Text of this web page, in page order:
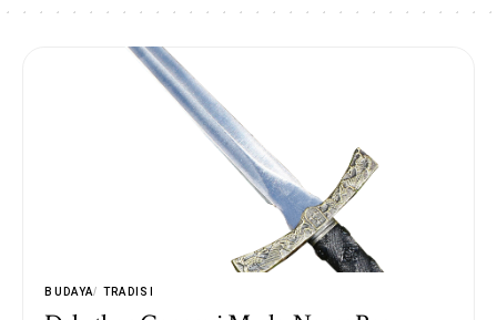
BUDAYA TRADISI